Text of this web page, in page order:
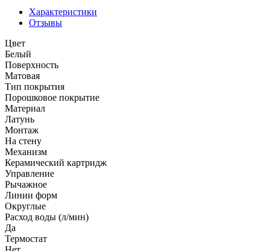
Характеристики
Отзывы
Цвет
Белый
Поверхность
Матовая
Тип покрытия
Порошковое покрытие
Материал
Латунь
Монтаж
На стену
Механизм
Керамический картридж
Управление
Рычажное
Линии форм
Округлые
Расход воды (л/мин)
Да
Термостат